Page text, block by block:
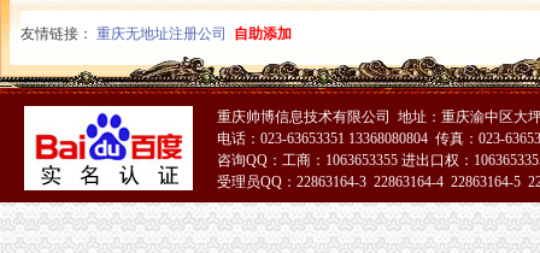
全系统唱读讲活动入选重庆卫视《天天红歌会》栏目
全市重庆公司注销1-2月拍卖活动况统计
市重庆税务注销局三项举措助创办微型企业
全系统三项措施深入推进“双”重庆税务注销行动取得新成效
全市“十一五”重庆营业执照注销中介服务业发展实现重大跨越
全国政协常委、重庆公司注销著名经济学家厉以宁高度评价我市微企发展工作
垫江局“五鼓励”重庆公司注销助推微型企业发展有“新招”
万州区多项优惠措施促微型企业发展
南岸局重庆税务注销精心谋划五大活动纪念3.15国际消费者权益保护日
璧山局暨消委会隆重举行“3.15”重庆公司注销国际消费者权益日纪念活动
友情链接： 重庆无地址注册公司 自助添加
重庆帅博信息技术有限公司 地址：重庆渝中区大
电话：023-63653351 13368080804 传真：023-
咨询QQ：工商：1063653355 进出口权：
受理员QQ：22863164-3 22863164-4 22863164-5